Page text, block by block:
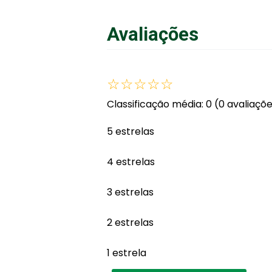
Avaliações
☆☆☆☆☆
Classificação média: 0 (0
5 estrelas
4 estrelas
3 estrelas
2 estrelas
1 estrela